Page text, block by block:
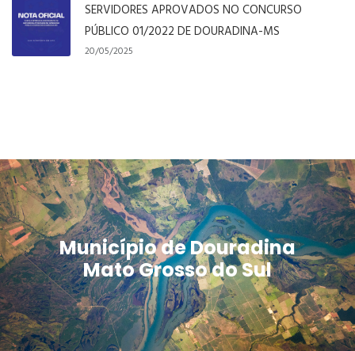
SERVIDORES APROVADOS NO CONCURSO
PÚBLICO 01/2022 DE DOURADINA-MS
20/05/2025
Município de Douradina
Mato Grosso do Sul